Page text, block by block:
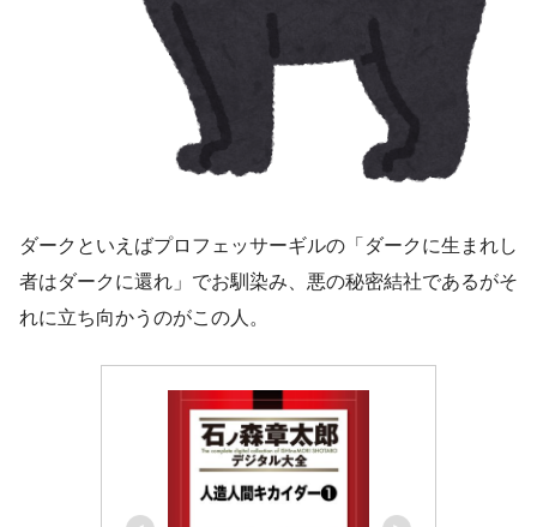
ダークといえばプロフェッサーギルの「ダークに生まれし
者はダークに還れ」でお馴染み、悪の秘密結社であるがそ
れに立ち向かうのがこの人。